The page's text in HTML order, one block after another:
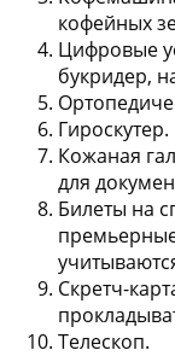
кофейных
Цифровые
букридер,
Гироскутер.
Кожаная
для
Билеты на
Скретч-
Телескоп.